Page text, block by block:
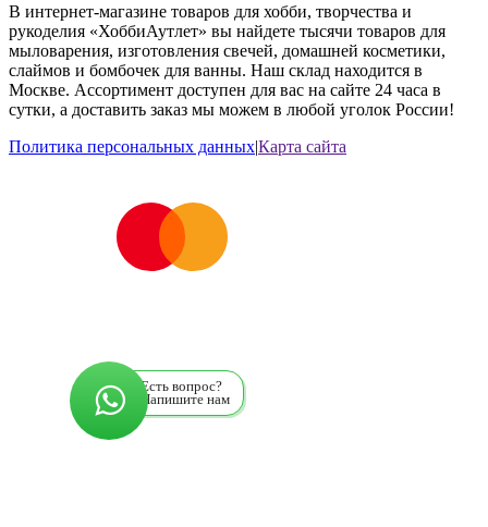
В интернет-магазине товаров для хобби, творчества и
рукоделия «ХоббиАутлет» вы найдете тысячи товаров для
мыловарения, изготовления свечей, домашней косметики,
слаймов и бомбочек для ванны. Наш склад находится в
Москве. Ассортимент доступен для вас на сайте 24 часа в
сутки, а доставить заказ мы можем в любой уголок России!
Политика персональных данных|Карта сайта
Есть вопрос?
Напишите нам